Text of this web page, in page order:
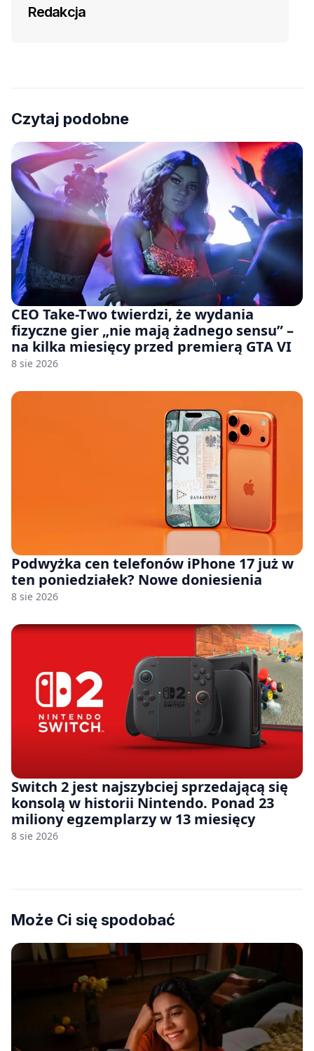
Redakcja
Czytaj podobne
CEO Take-Two twierdzi, że wydania
fizyczne gier „nie mają żadnego sensu” –
na kilka miesięcy przed premierą GTA VI
8 sie 2026
Podwyżka cen telefonów iPhone 17 już w
ten poniedziałek? Nowe doniesienia
8 sie 2026
Switch 2 jest najszybciej sprzedającą się
konsolą w historii Nintendo. Ponad 23
miliony egzemplarzy w 13 miesięcy
8 sie 2026
Może Ci się spodobać